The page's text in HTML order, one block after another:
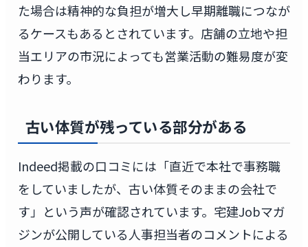
た場合は精神的な負担が増大し早期離職につなが
るケースもあるとされています。店舗の立地や担
当エリアの市況によっても営業活動の難易度が変
わります。
古い体質が残っている部分がある
Indeed掲載の口コミには「直近で本社で事務職
をしていましたが、古い体質そのままの会社で
す」という声が確認されています。宅建Jobマガ
ジンが公開している人事担当者のコメントによる